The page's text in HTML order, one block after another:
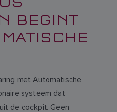
BEGINT
met Automatische
systeem dat
de cockpit. Geen